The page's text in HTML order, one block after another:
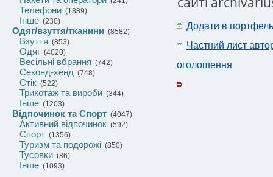
Телефони (1889)
Інше (230)
Одяг/взуття/тканини (8582)
Взуття (853)
Одяг (4020)
Весільні вбрання (742)
Секонд-хенд (748)
Стік (522)
Трикотаж та вироби (344)
Інше (1203)
Відпочинок та Спорт (4047)
Активний відпочинок (592)
Спорт (1356)
Туризм та подорожі (850)
Тусовки (86)
Інше (1093)
Додати в портфель
Частний лист
оголошення